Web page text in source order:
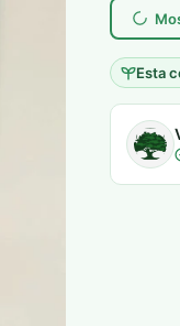
Esta